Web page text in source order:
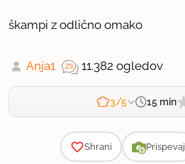
škampi z odlično omako
Anja1 11.382 ogledov
3/5 15 min
Shrani Prispevaj